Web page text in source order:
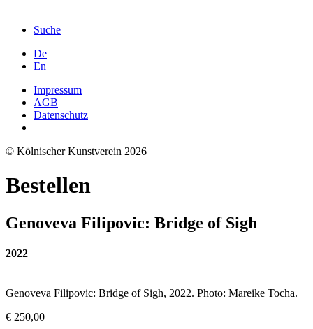
Suche
De
En
Impressum
AGB
Datenschutz
© Kölnischer Kunstverein 2026
Bestellen
Genoveva Filipovic: Bridge of Sigh
2022
Genoveva Filipovic: Bridge of Sigh, 2022. Photo: Mareike Tocha.
€ 250,00